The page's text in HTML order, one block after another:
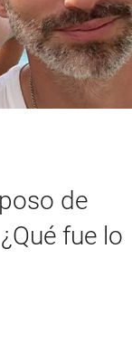
de
fue lo